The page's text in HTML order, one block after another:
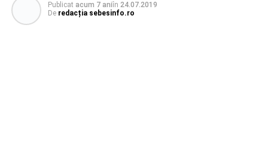
Publicat acum 7 aniîn 24.07.2019
De redacția sebesinfo.ro